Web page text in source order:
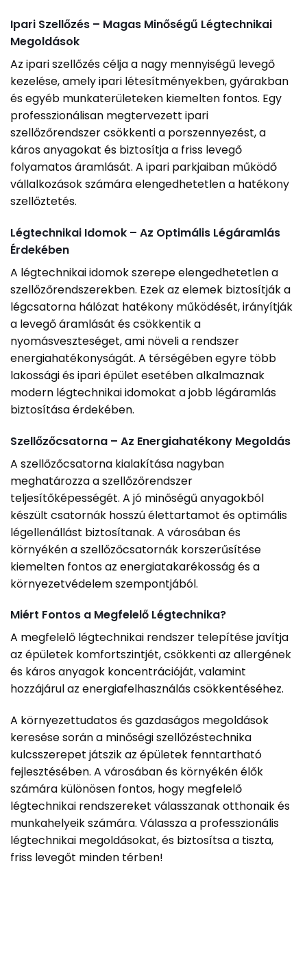
Ipari Szellőzés – Magas Minőségű Légtechnikai
Megoldások
Az ipari szellőzés célja a nagy mennyiségű levegő
kezelése, amely ipari létesítményekben, gyárakban
és egyéb munkaterületeken kiemelten fontos. Egy
professzionálisan megtervezett ipari
szellőzőrendszer csökkenti a porszennyezést, a
káros anyagokat és biztosítja a friss levegő
folyamatos áramlását. A ipari parkjaiban működő
vállalkozások számára elengedhetetlen a hatékony
szellőztetés.
Légtechnikai Idomok – Az Optimális Légáramlás
Érdekében
A légtechnikai idomok szerepe elengedhetetlen a
szellőzőrendszerekben. Ezek az elemek biztosítják a
légcsatorna hálózat hatékony működését, irányítják
a levegő áramlását és csökkentik a
nyomásveszteséget, ami növeli a rendszer
energiahatékonyságát. A térségében egyre több
lakossági és ipari épület esetében alkalmaznak
modern légtechnikai idomokat a jobb légáramlás
biztosítása érdekében.
Szellőzőcsatorna – Az Energiahatékony Megoldás
A szellőzőcsatorna kialakítása nagyban
meghatározza a szellőzőrendszer
teljesítőképességét. A jó minőségű anyagokból
készült csatornák hosszú élettartamot és optimális
légellenállást biztosítanak. A városában és
környékén a szellőzőcsatornák korszerűsítése
kiemelten fontos az energiatakarékosság és a
környezetvédelem szempontjából.
Miért Fontos a Megfelelő Légtechnika?
A megfelelő légtechnikai rendszer telepítése javítja
az épületek komfortszintjét, csökkenti az allergének
és káros anyagok koncentrációját, valamint
hozzájárul az energiafelhasználás csökkentéséhez.
A környezettudatos és gazdaságos megoldások
keresése során a minőségi szellőzéstechnika
kulcsszerepet játszik az épületek fenntartható
fejlesztésében. A városában és környékén élők
számára különösen fontos, hogy megfelelő
légtechnikai rendszereket válasszanak otthonaik és
munkahelyeik számára. Válassza a professzionális
légtechnikai megoldásokat, és biztosítsa a tiszta,
friss levegőt minden térben!